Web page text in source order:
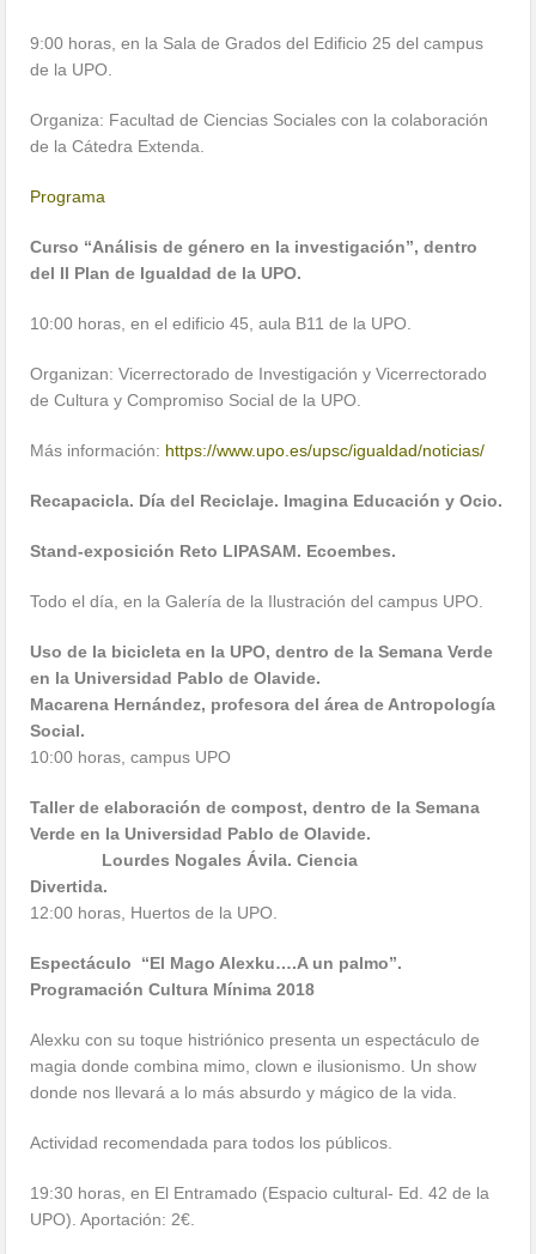
9:00 horas, en la Sala de Grados del Edificio 25 del campus
de la UPO.
Organiza: Facultad de Ciencias Sociales con la colaboración
de la Cátedra Extenda.
Programa
Curso “Análisis de género en la investigación”, dentro
del II Plan de Igualdad de la UPO.
10:00 horas, en el edificio 45, aula B11 de la UPO.
Organizan: Vicerrectorado de Investigación y Vicerrectorado
de Cultura y Compromiso Social de la UPO.
Más información: https://www.upo.es/upsc/igualdad/noticias/
Recapacicla. Día del Reciclaje. Imagina Educación y Ocio.
Stand-exposición Reto LIPASAM. Ecoembes.
Todo el día, en la Galería de la Ilustración del campus UPO.
Uso de la bicicleta en la UPO, dentro de la Semana Verde
en la Universidad Pablo de Olavide.
Macarena Hernández, profesora del área de Antropología
Social.
10:00 horas, campus UPO
Taller de elaboración de compost, dentro de la Semana
Verde en la Universidad Pablo de Olavide.
Lourdes Nogales Ávila. Ciencia
12:00 horas, Huertos de la UPO.
Espectáculo “El Mago Alexku….A un palmo”.
Programación Cultura Mínima 2018
Alexku con su toque histriónico presenta un espectáculo de
magia donde combina mimo, clown e ilusionismo. Un show
donde nos llevará a lo más absurdo y mágico de la vida.
Actividad recomendada para todos los públicos.
19:30 horas, en El Entramado (Espacio cultural- Ed. 42 de la
UPO). Aportación: 2€.